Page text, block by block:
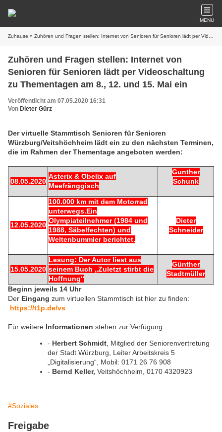
MENU
Zuhause » Zuhören und Fragen stellen: Internet von Senioren für Senioren lädt per Videoschaltung zu Thementagen am 8., 12. und 15. Mai ein
Zuhören und Fragen stellen: Internet von
Senioren für Senioren lädt per Videoschaltung
zu Thementagen am 8., 12. und 15. Mai ein
Veröffentlicht am 07.05.2020 16:31
Von Dieter Gürz
Der virtuelle Stammtisch Senioren für Senioren
Würzburg/Veitshöchheim lädt ein zu den nächsten Terminen,
die im Rahmen der Thementage angeboten werden:
08.05.2020
Asterix & Obelix auf
Meefränggisch
Gunther
Schunk
12.05.2020
100.000 km mit dem Motorrad
unterwegs.Ein
Olympiateilnehmer (1984 und
1988, Säbelfechten) und
Weltenbummler berichtet.
Dieter
Schneider
15.05.2020
Lesung: Der Autor liest aus
seinem Buch „Zuletzt stirbt die
Hoffnung“
Günther
Stadtmüller
Beginn jeweils 14 Uhr
Der Eingang zum virtuellen Stammtisch ist hier zu finden:
https://t1p.de/vs
Für weitere Informationen stehen zur Verfügung:
- Herbert Schmidt , Mitglied der Seniorenvertretung
der Stadt Würzburg, Leiter Arbeitskreis 5
„Digitalisierung“, Mobil: 0171 26 76 908
- Bernd Keller, Veitshöchheim, 0170 4320923
#Soziales
Freigabe